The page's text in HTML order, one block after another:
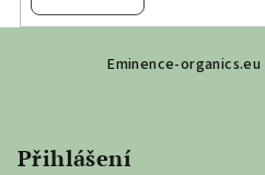
y
v
Eminence-organics.eu
Přihlášení